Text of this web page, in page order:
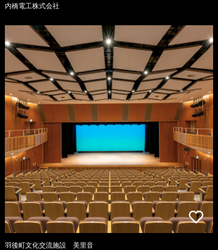
内橋電工株式会社
羽後町文化交流施設 美里音